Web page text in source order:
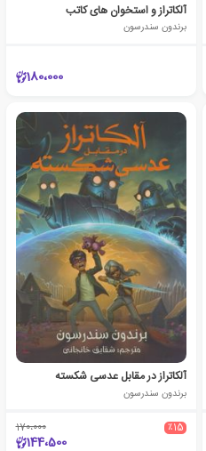
آلکاتراز و استخوان های کاتب
برندون سندرسون
180،000
آلکاتراز در مقابل عدسی شکسته‏‫
برندون سندرسون
٪15 170،000
144،500